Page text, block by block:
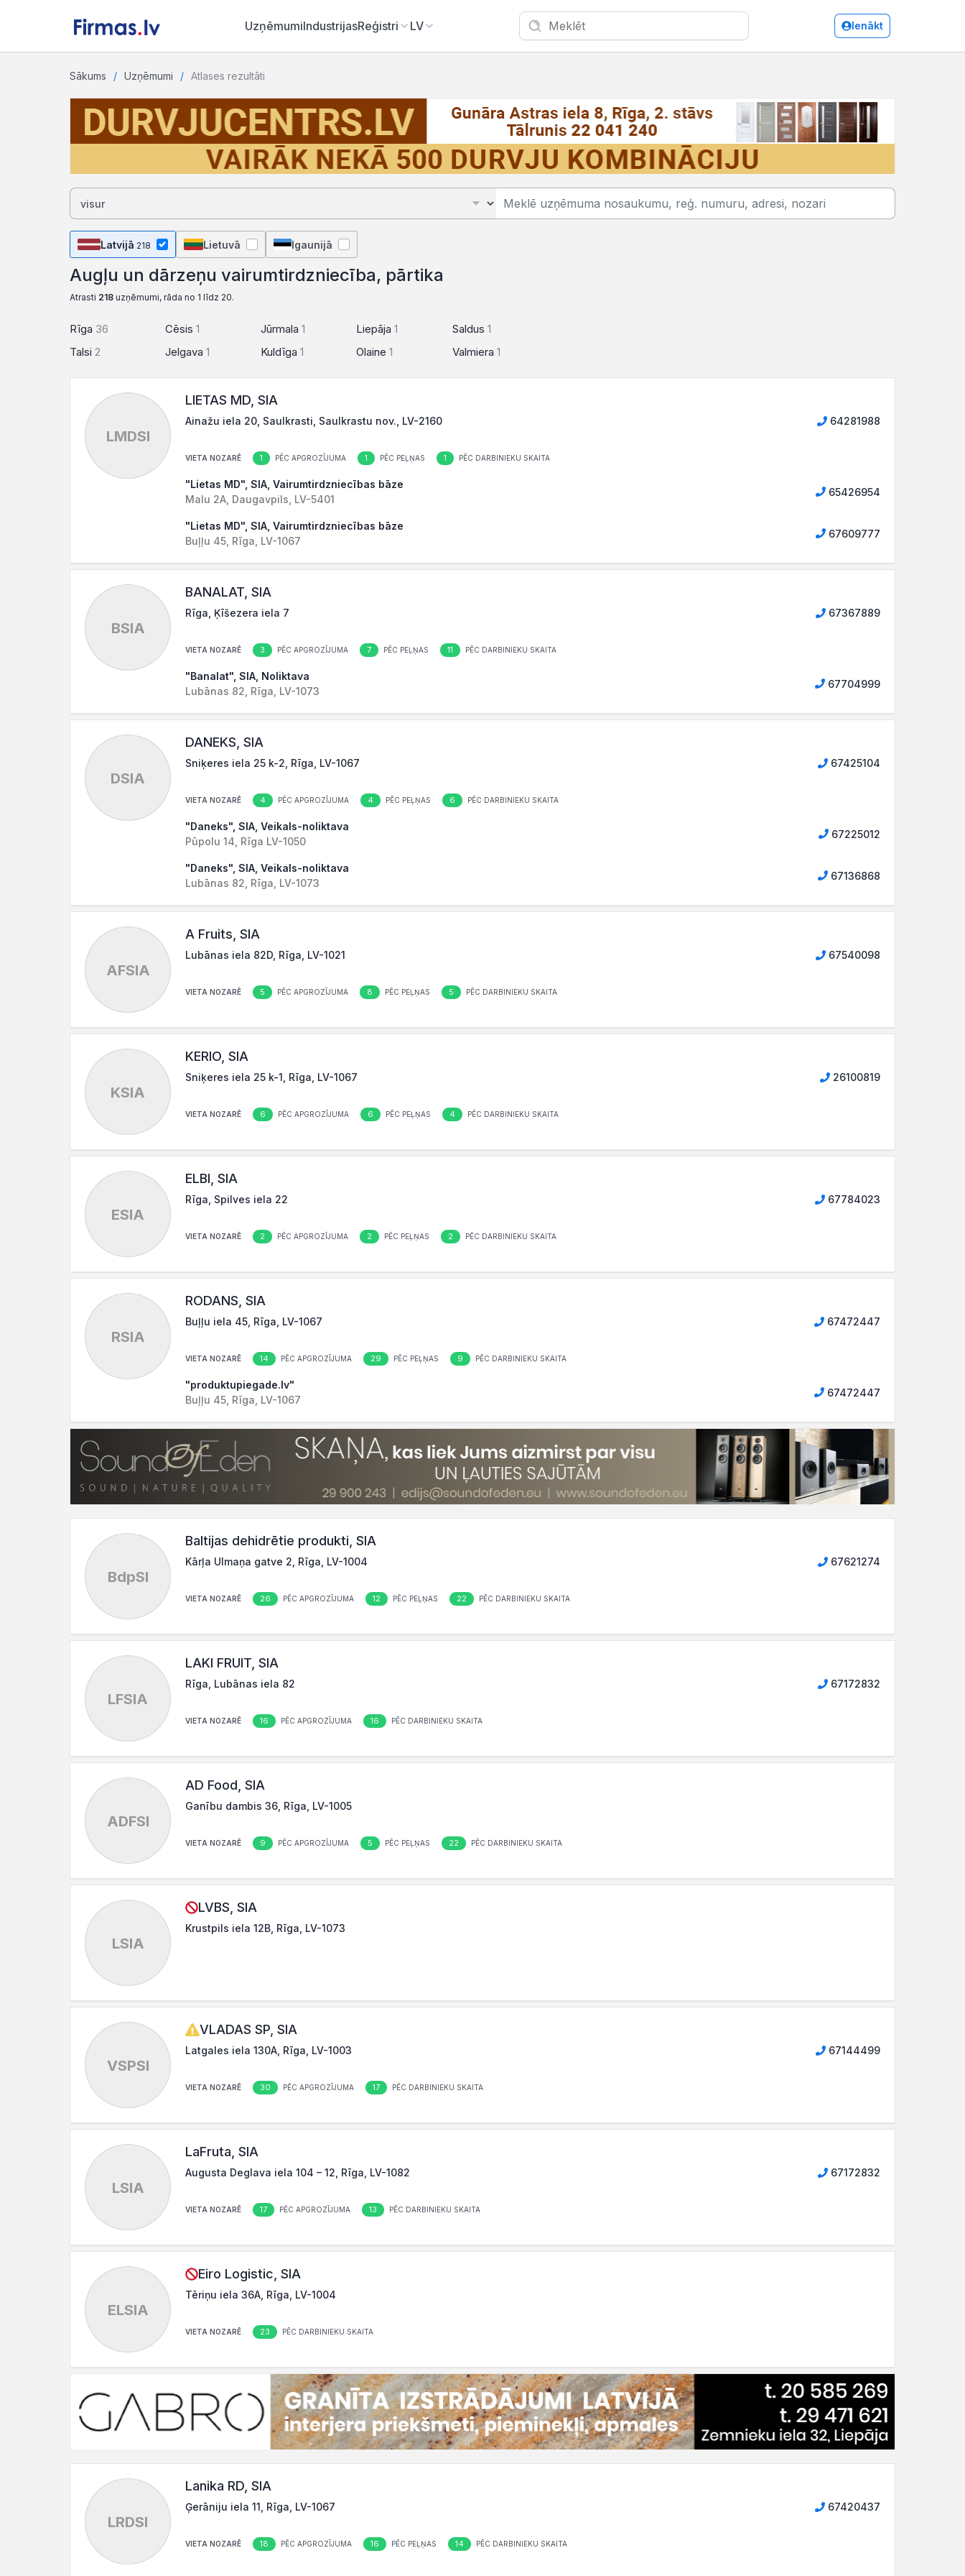
UzņēmumiIndustrijasReģistri LV Ienākt
Sākums Uzņēmumi Atlases rezultāti
Augļu un dārzeņu vairumtirdzniecība, pārtika
Latvijā 218 Lietuvā Igaunijā
Augļu un dārzeņu vairumtirdzniecība, pārtika
Atrasti 218 uzņēmumi, rāda no 1 līdz 20.
Rīga 36
Talsi 2
Cēsis1
Jelgava1
Jūrmala1
Kuldīga1
Liepāja1
Olaine1
Saldus 1
Valmiera 1
LMDSI
LIETAS MD, SIA
Ainažu iela 20, Saulkrasti, Saulkrastu nov., LV-2160 64281988
VIETA NOZARĒ 1 PĒC APGROZĪJUMA 1 PĒC PEĻŅAS 1 PĒC DARBINIEKU SKAITA
"Lietas MD", SIA, Vairumtirdzniecības bāze
Malu 2A, Daugavpils, LV-5401
65426954
"Lietas MD", SIA, Vairumtirdzniecības bāze
Buļļu 45, Rīga, LV-1067
67609777
BSIA
BANALAT, SIA
Rīga, Ķīšezera iela 7 67367889
VIETA NOZARĒ 3 PĒC APGROZĪJUMA 7 PĒC PEĻŅAS 11 PĒC DARBINIEKU SKAITA
"Banalat", SIA, Noliktava
Lubānas 82, Rīga, LV-1073
67704999
DSIA
DANEKS, SIA
Sniķeres iela 25 k-2, Rīga, LV-1067 67425104
VIETA NOZARĒ 4 PĒC APGROZĪJUMA 4 PĒC PEĻŅAS 6 PĒC DARBINIEKU SKAITA
"Daneks", SIA, Veikals-noliktava
Pūpolu 14, Rīga LV-1050
67225012
"Daneks", SIA, Veikals-noliktava
Lubānas 82, Rīga, LV-1073
67136868
AFSIA
A Fruits, SIA
Lubānas iela 82D, Rīga, LV-1021 67540098
VIETA NOZARĒ 5 PĒC APGROZĪJUMA 8 PĒC PEĻŅAS 5 PĒC DARBINIEKU SKAITA
KSIA
KERIO, SIA
Sniķeres iela 25 k-1, Rīga, LV-1067 26100819
VIETA NOZARĒ 6 PĒC APGROZĪJUMA 6 PĒC PEĻŅAS 4 PĒC DARBINIEKU SKAITA
ESIA
ELBI, SIA
Rīga, Spilves iela 22 67784023
VIETA NOZARĒ 2 PĒC APGROZĪJUMA 2 PĒC PEĻŅAS 2 PĒC DARBINIEKU SKAITA
RSIA
RODANS, SIA
Buļļu iela 45, Rīga, LV-1067 67472447
VIETA NOZARĒ 14 PĒC APGROZĪJUMA 29 PĒC PEĻŅAS 9 PĒC DARBINIEKU SKAITA
"produktupiegade.lv"
Buļļu 45, Rīga, LV-1067
67472447
BdpSI
Baltijas dehidrētie produkti, SIA
Kārļa Ulmaņa gatve 2, Rīga, LV-1004 67621274
VIETA NOZARĒ 26 PĒC APGROZĪJUMA 12 PĒC PEĻŅAS 22 PĒC DARBINIEKU SKAITA
LFSIA
LAKI FRUIT, SIA
Rīga, Lubānas iela 82 67172832
VIETA NOZARĒ 16 PĒC APGROZĪJUMA 16 PĒC DARBINIEKU SKAITA
ADFSI
AD Food, SIA
Ganību dambis 36, Rīga, LV-1005
VIETA NOZARĒ 9 PĒC APGROZĪJUMA 5 PĒC PEĻŅAS 22 PĒC DARBINIEKU SKAITA
LSIA
LVBS, SIA
Krustpils iela 12B, Rīga, LV-1073
VSPSI
VLADAS SP, SIA
Latgales iela 130A, Rīga, LV-1003 67144499
VIETA NOZARĒ 30 PĒC APGROZĪJUMA 17 PĒC DARBINIEKU SKAITA
LSIA
LaFruta, SIA
Augusta Deglava iela 104 – 12, Rīga, LV-1082 67172832
VIETA NOZARĒ 17 PĒC APGROZĪJUMA 13 PĒC DARBINIEKU SKAITA
ELSIA
Eiro Logistic, SIA
Tēriņu iela 36A, Rīga, LV-1004
VIETA NOZARĒ 23 PĒC DARBINIEKU SKAITA
LRDSI
Lanika RD, SIA
Ģerāniju iela 11, Rīga, LV-1067 67420437
VIETA NOZARĒ 18 PĒC APGROZĪJUMA 16 PĒC PEĻŅAS 14 PĒC DARBINIEKU SKAITA